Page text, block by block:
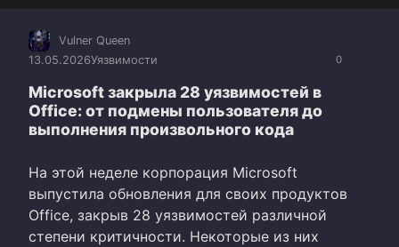
0
Vulner Queen
13.05.2026Уязвимости
Microsoft закрыла 28 уязвимостей в
Office: от подмены пользователя до
выполнения произвольного кода
На этой неделе корпорация Microsoft
выпустила обновления для своих продуктов
Office, закрыв 28 уязвимостей различной
степени критичности. Некоторые из них